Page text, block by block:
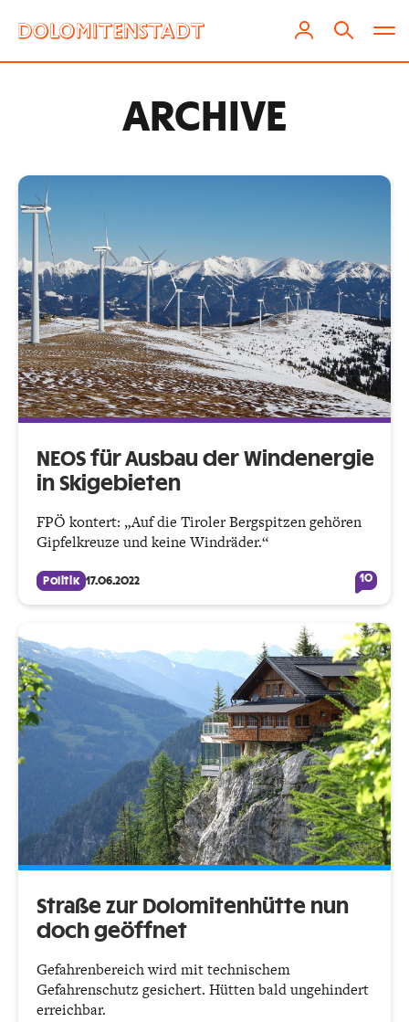
ARCHIVE
NEOS für Ausbau der Windenergie
in Skigebieten
FPÖ kontert: „Auf die Tiroler Bergspitzen gehören
Gipfelkreuze und keine Windräder.“
Politik 17.06.2022 10
Straße zur Dolomitenhütte nun
doch geöffnet
Gefahrenbereich wird mit technischem
Gefahrenschutz gesichert. Hütten bald ungehindert
erreichbar.